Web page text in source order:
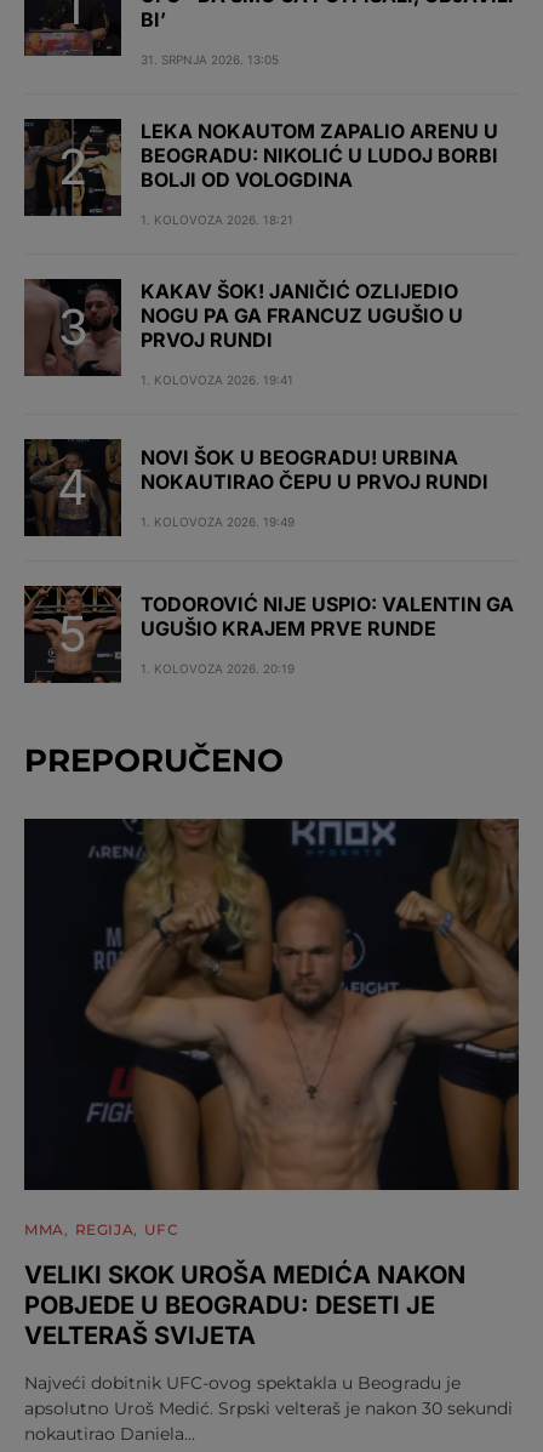
BI’
31. SRPNJA 2026. 13:05
LEKA NOKAUTOM ZAPALIO ARENU U
BEOGRADU: NIKOLIĆ U LUDOJ BORBI
BOLJI OD VOLOGDINA
1. KOLOVOZA 2026. 18:21
KAKAV ŠOK! JANIČIĆ OZLIJEDIO
NOGU PA GA FRANCUZ UGUŠIO U
PRVOJ RUNDI
1. KOLOVOZA 2026. 19:41
NOVI ŠOK U BEOGRADU! URBINA
NOKAUTIRAO ČEPU U PRVOJ RUNDI
1. KOLOVOZA 2026. 19:49
TODOROVIĆ NIJE USPIO: VALENTIN GA
UGUŠIO KRAJEM PRVE RUNDE
1. KOLOVOZA 2026. 20:19
PREPORUČENO
MMA REGIJA UFC
VELIKI SKOK UROŠA MEDIĆA NAKON
POBJEDE U BEOGRADU: DESETI JE
VELTERAŠ SVIJETA
Najveći dobitnik UFC-ovog spektakla u Beogradu je
apsolutno Uroš Medić. Srpski velteraš je nakon 30 sekundi
nokautirao Daniela…